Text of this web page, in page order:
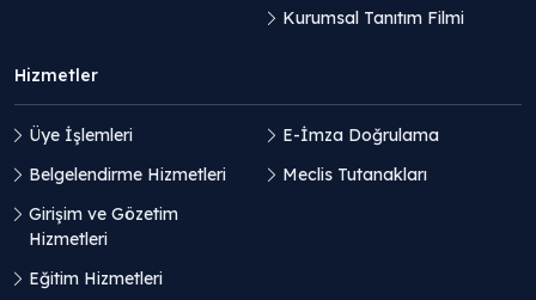
Kurumsal Tanıtım Filmi
Hizmetler
Üye İşlemleri
Belgelendirme Hizmetleri
Girişim ve Gözetim
Hizmetleri
Eğitim Hizmetleri
E-İmza Doğrulama
Meclis Tutanakları